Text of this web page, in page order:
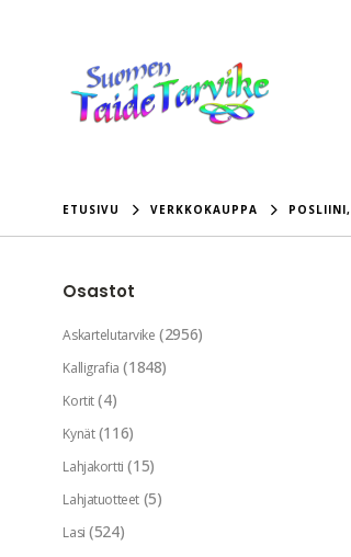
ETUSIVU VERKKOKAUPPA POSLIINI,
Osastot
Askartelutarvike (2956)
Kalligrafia (1848)
Kortit (4)
Kynät (116)
Lahjakortti (15)
Lahjatuotteet (5)
Lasi (524)